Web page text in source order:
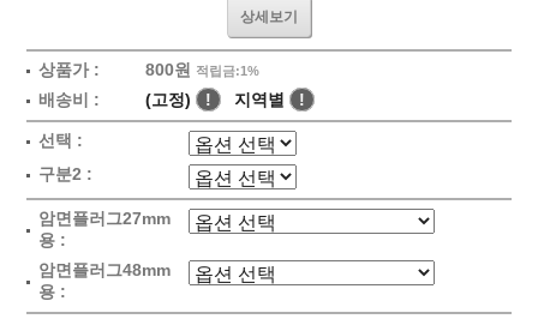
상세보기
상품가 : 800원 적립금:1%
배송비 : (고정) ! 지역별 !
선택 :
구분2 :
암면플러그27mm
용 :
암면플러그48mm
용 :